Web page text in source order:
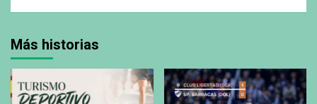
Más historias